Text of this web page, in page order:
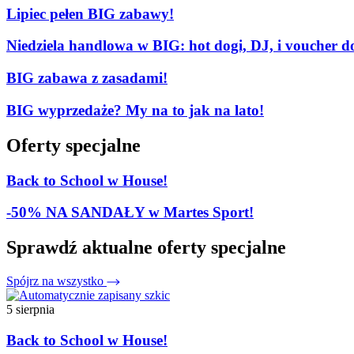
Lipiec pełen BIG zabawy!
Niedziela handlowa w BIG: hot dogi, DJ, i voucher
BIG zabawa z zasadami!
BIG wyprzedaże? My na to jak na lato!
Oferty specjalne
Back to School w House!
-50% NA SANDAŁY w Martes Sport!
Sprawdź aktualne oferty specjalne
Spójrz na wszystko
5 sierpnia
Back to School w House!